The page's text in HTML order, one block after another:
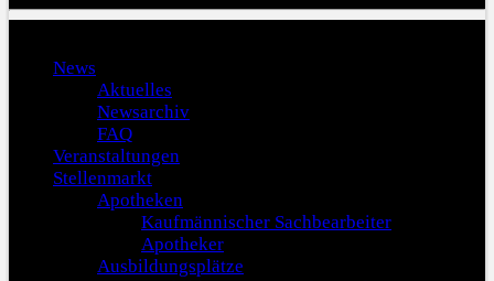
News
Aktuelles
Newsarchiv
FAQ
Veranstaltungen
Stellenmarkt
Apotheken
Kaufmännischer Sachbearbeiter
Apotheker
Ausbildungsplätze